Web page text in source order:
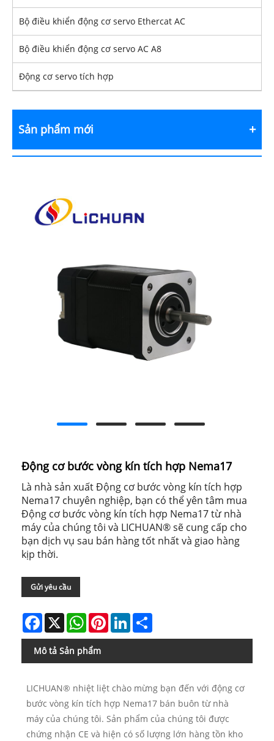
Bộ điều khiển động cơ servo Ethercat AC
Bộ điều khiển động cơ servo AC A8
Động cơ servo tích hợp
Sản phẩm mới
Động cơ bước vòng kín tích hợp Nema17
Là nhà sản xuất Động cơ bước vòng kín tích hợp
Nema17 chuyên nghiệp, bạn có thể yên tâm mua
Động cơ bước vòng kín tích hợp Nema17 từ nhà
máy của chúng tôi và LICHUAN® sẽ cung cấp cho
bạn dịch vụ sau bán hàng tốt nhất và giao hàng
kịp thời.
Gửi yêu cầu
Facebook
X WhatsAppPinterestLinkedIn
Mô tả Sản phẩm
LICHUAN® nhiệt liệt chào mừng bạn đến với động cơ
bước vòng kín tích hợp Nema17 bán buôn từ nhà
máy của chúng tôi. Sản phẩm của chúng tôi được
chứng nhận CE và hiện có số lượng lớn hàng tồn kho